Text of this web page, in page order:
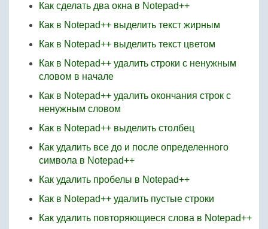
Как сделать два окна в Notepad++
Как в Notepad++ выделить текст жирным
Как в Notepad++ выделить текст цветом
Как в Notepad++ удалить строки с ненужным
словом в начале
Как в Notepad++ удалить окончания строк с
ненужным словом
Как в Notepad++ выделить столбец
Как удалить все до и после определенного
символа в Notepad++
Как удалить пробелы в Notepad++
Как в Notepad++ удалить пустые строки
Как удалить повторяющиеся слова в Notepad++